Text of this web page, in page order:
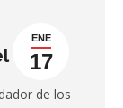
ENE
17
de los